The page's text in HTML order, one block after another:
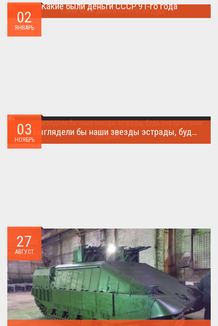
02
ЯНВАРЬ
Какие были деньги СССР 91-го года
03
НОЯБРЬ
Как выглядели бы наши звезды эстрады, будь они простыми людьми.
27
АВГУСТ